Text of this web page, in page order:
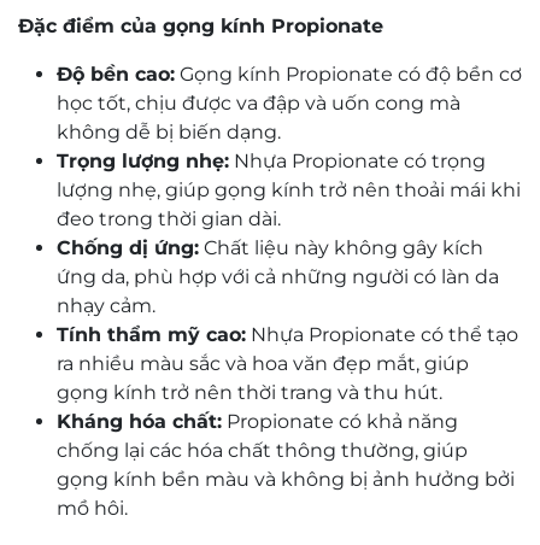
Đặc điểm của gọng kính Propionate
Độ bền cao: Gọng kính Propionate có độ bền cơ
học tốt, chịu được va đập và uốn cong mà
không dễ bị biến dạng.
Trọng lượng nhẹ: Nhựa Propionate có trọng
lượng nhẹ, giúp gọng kính trở nên thoải mái khi
đeo trong thời gian dài.
Chống dị ứng: Chất liệu này không gây kích
ứng da, phù hợp với cả những người có làn da
nhạy cảm.
Tính thẩm mỹ cao: Nhựa Propionate có thể tạo
ra nhiều màu sắc và hoa văn đẹp mắt, giúp
gọng kính trở nên thời trang và thu hút.
Kháng hóa chất: Propionate có khả năng
chống lại các hóa chất thông thường, giúp
gọng kính bền màu và không bị ảnh hưởng bởi
mồ hôi.